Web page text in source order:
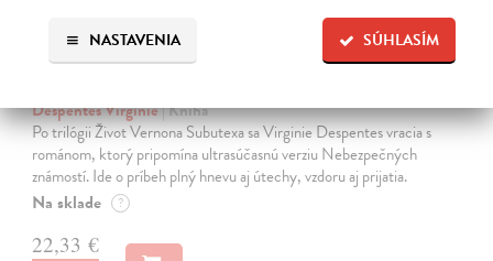
SÚHLASÍM
NASTAVENIA
Despentes Virginie| Kniha
Po trilógii Život Vernona Subutexa sa Virginie Despentes vracia s
románom, ktorý pripomína ultrasúčasnú verziu Nebezpečných
známostí. Ide o príbeh plný hnevu aj útechy, vzdoru aj prijatia.
Na sklade ?
22,33 €